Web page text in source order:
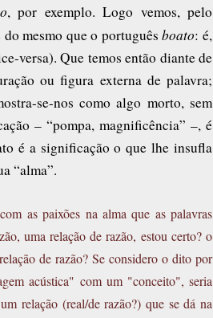
, por exemplo. Logo vemos, pelo
do mesmo que o portuguêsboato: é,
versa). Que temos então diante de
ou figura externa de palavra;
se-nos como algo morto, sem
– “pompa, magnificência” –, é
é a significação o que lhe insufla
“alma”.
as paixões na alma que as palavras
uma relação de razão, estou certo? o
de razão? Se considero o dito por
acústica" com um "conceito", seria
relação (real/de razão?) que se dá na